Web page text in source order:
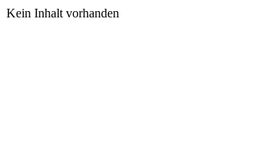
Kein Inhalt vorhanden